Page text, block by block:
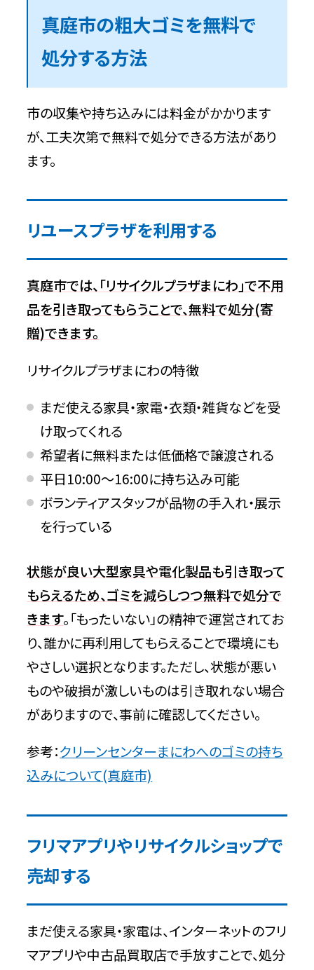
真庭市の粗大ゴミを無料で
処分する方法
市の収集や持ち込みには料金がかかります
が、工夫次第で無料で処分できる方法があり
ます。
リユースプラザを利用する
真庭市では、「リサイクルプラザまにわ」で不用
品を引き取ってもらうことで、無料で処分(寄
贈)できます。
リサイクルプラザまにわの特徴
まだ使える家具・家電・衣類・雑貨などを受
け取ってくれる
希望者に無料または低価格で譲渡される
平日10:00～16:00に持ち込み可能
ボランティアスタッフが品物の手入れ・展示
を行っている
状態が良い大型家具や電化製品も引き取って
もらえるため、ゴミを減らしつつ無料で処分で
きます。「もったいない」の精神で運営されてお
り、誰かに再利用してもらえることで環境にも
やさしい選択となります。ただし、状態が悪い
ものや破損が激しいものは引き取れない場合
がありますので、事前に確認してください。
参考：クリーンセンターまにわへのゴミの持ち
込みについて(真庭市)
フリマアプリやリサイクルショップで
売却する
まだ使える家具・家電は、インターネットのフリ
マアプリや中古品買取店で手放すことで、処分